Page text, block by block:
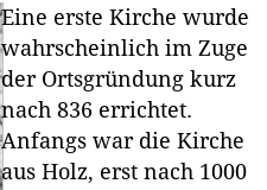
Eine erste Kirche wurde
wahrscheinlich im Zuge
der Ortsgründung kurz
nach 836 errichtet.
Anfangs war die Kirche
aus Holz, erst nach 1000